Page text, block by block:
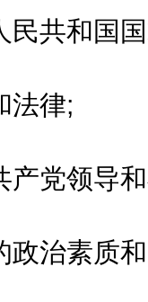
共和国
律;
党领导和
治素质和